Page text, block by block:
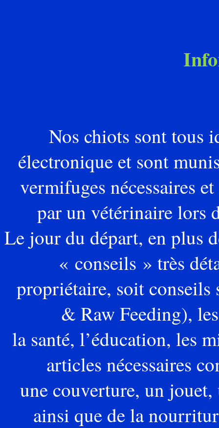
Nos chiots sont tous
électronique et sont
vermifuges nécessaires
par un vétérinaire lors
Le jour du départ, en plus
« conseils » très
propriétaire, soit
& Raw Feeding),
la santé, l’éducation, les
articles nécessaires
une couverture, un
ainsi que de la